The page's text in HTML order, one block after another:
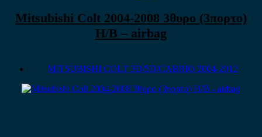
Mitsubishi Colt 2004-2008 3θυρο (3πορτο)
H/B – airbag
MITSUBISHI COLT 3D/5D/CABRIO 2004-2012